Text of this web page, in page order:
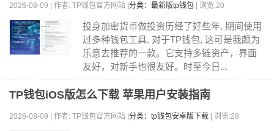
2026-08-09 | 作者: TP钱包官方网站 | 分类：最新版tp钱包 | 浏览:20
投身加密货币做投资历经了好些年, 期间使用
过多种钱包工具, 对于TP钱包, 这可是我颇为
乐意去推荐的一款。它支持多链资产，界面
友好，对新手也很友好。时至今日...
TP钱包iOS版怎么下载 苹果用户安装指南
2026-08-09 | 作者: TP钱包官方网站 | 分类：tp钱包安卓版下载 | 浏览:28